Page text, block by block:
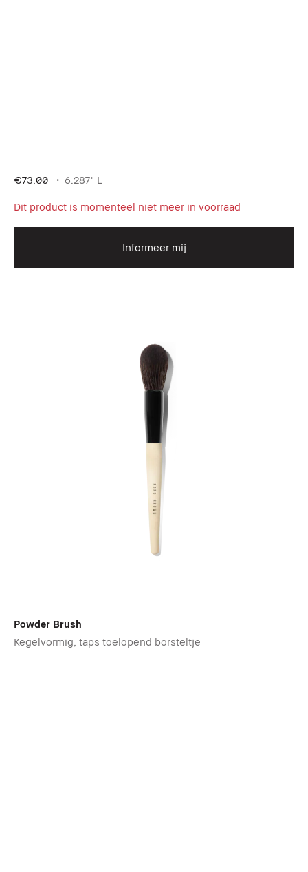
€73.00 6.287" L
Dit product is momenteel niet meer in voorraad
Informeer mij
Powder Brush
Kegelvormig, taps toelopend borsteltje